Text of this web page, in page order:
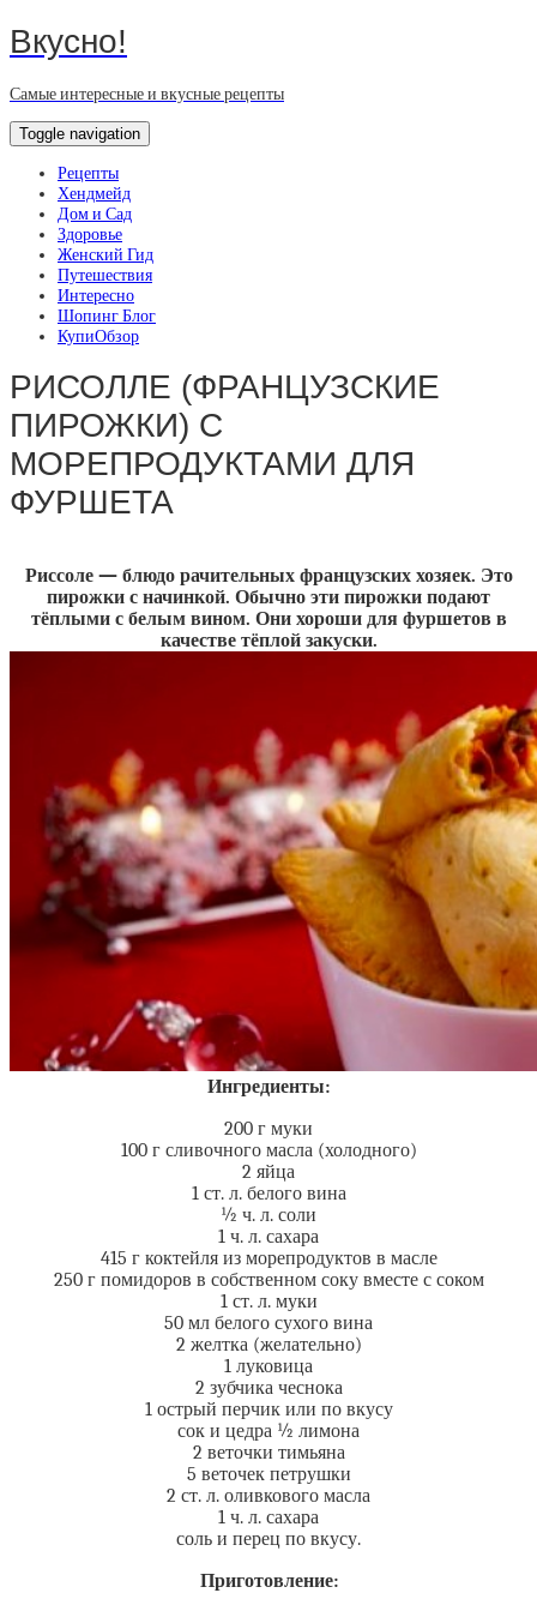
Вкусно!
Самые интересные и вкусные рецепты
Toggle navigation
Рецепты
Хендмейд
Дом и Сад
Здоровье
Женский Гид
Путешествия
Интересно
Шопинг Блог
КупиОбзор
РИСОЛЛЕ (ФРАНЦУЗСКИЕ
ПИРОЖКИ) С
МОРЕПРОДУКТАМИ ДЛЯ
ФУРШЕТА
Риссоле — блюдо рачительных французских хозяек. Это
пирожки с начинкой. Обычно эти пирожки подают
тёплыми с белым вином. Они хороши для фуршетов в
качестве тёплой закуски.
Ингредиенты:
200 г муки
100 г сливочного масла (холодного)
2 яйца
1 ст. л. белого вина
½ ч. л. соли
1 ч. л. сахара
415 г коктейля из морепродуктов в масле
250 г помидоров в собственном соку вместе с соком
1 ст. л. муки
50 мл белого сухого вина
2 желтка (желательно)
1 луковица
2 зубчика чеснока
1 острый перчик или по вкусу
сок и цедра ½ лимона
2 веточки тимьяна
5 веточек петрушки
2 ст. л. оливкового масла
1 ч. л. сахара
соль и перец по вкусу.
Приготовление: